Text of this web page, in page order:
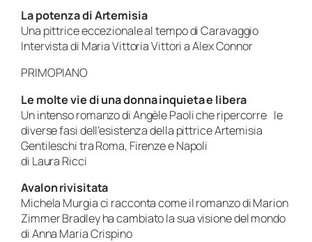
La potenza di Artemisia
Una pittrice eccezionale al tempo di Caravaggio
Intervista di Maria Vittoria Vittori a Alex Connor
PRIMOPIANO
Le molte vie di una donna inquieta e libera
Un intenso romanzo di Angèle Paoli che ripercorre le
diverse fasi dell’esistenza della pittrice Artemisia
Gentileschi tra Roma, Firenze e Napoli
di Laura Ricci
Avalon rivisitata
Michela Murgia ci racconta come il romanzo di Marion
Zimmer Bradley ha cambiato la sua visione del mondo
di Anna Maria Crispino